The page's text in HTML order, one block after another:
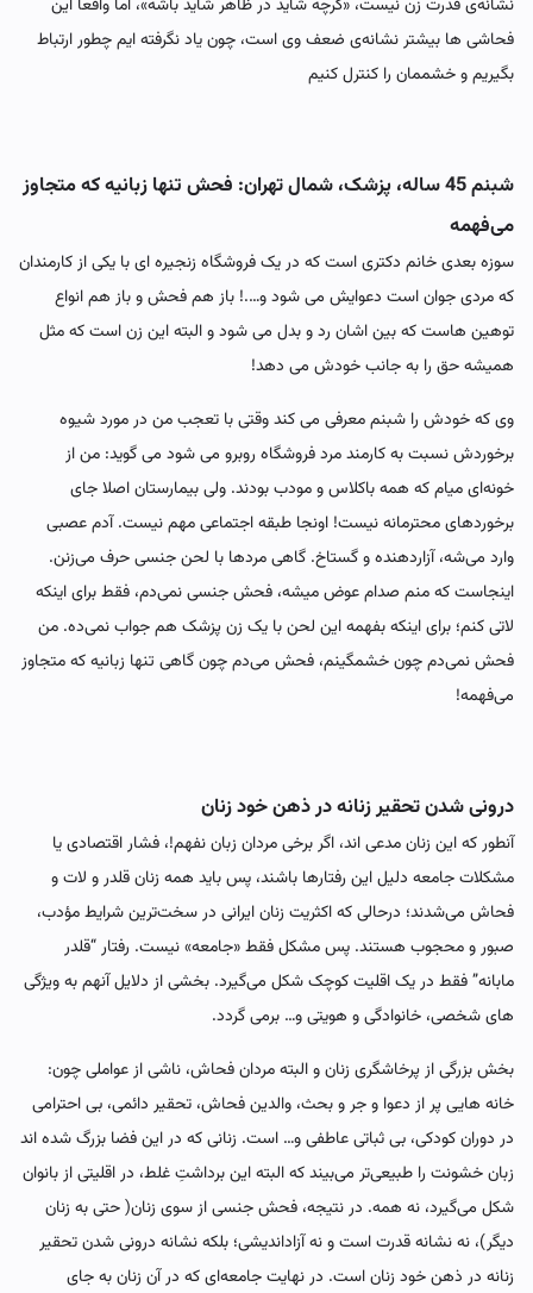
نشانه‌ی قدرت زن نیست، «گرچه شاید در ظاهر شاید باشه»، اما واقعا این
فحاشی ها بیشتر نشانه‌ی ضعف وی است، چون یاد نگرفته ایم چطور ارتباط
بگیریم و خشممان را کنترل کنیم
شبنم 45 ساله، پزشک، شمال تهران: فحش تنها زبانیه که متجاوز
می‌فهمه
سوزه بعدی خانم دکتری است که در یک فروشگاه زنجیره ای با یکی از کارمندان
که مردی جوان است دعوایش می شود و….! باز هم فحش و باز هم انواع
توهین هاست که بین اشان رد و بدل می شود و البته این زن است که مثل
همیشه حق را به جانب خودش می دهد!
وی که خودش را شبنم معرفی می کند وقتی با تعجب من در مورد شیوه
برخوردش نسبت به کارمند مرد فروشگاه روبرو می شود می گوید: من از
خونه‌ای میام که همه باکلاس و مودب بودند. ولی بیمارستان اصلا جای
برخوردهای محترمانه نیست! اونجا طبقه اجتماعی مهم نیست. آدم عصبی
وارد می‌شه، آزاردهنده و گستاخ. گاهی مردها با لحن جنسی حرف می‌زنن.
اینجاست که منم صدام عوض میشه، فحش‌ جنسی نمی‌دم، فقط برای اینکه
لاتی کنم؛ برای اینکه بفهمه این لحن با یک زن پزشک هم جواب نمی‌ده. من
فحش نمی‌دم چون خشمگینم، فحش می‌دم چون گاهی تنها زبانیه که متجاوز
می‌فهمه!
درونی شدن تحقیر زنانه در ذهن خود زنان
آنطور که این زنان مدعی اند، اگر برخی مردان زبان نفهم!، فشار اقتصادی یا
مشکلات جامعه دلیل این رفتارها باشند، پس باید همه زنان قلدر و لات و
فحاش می‌شدند؛ درحالی که اکثریت زنان ایرانی در سخت‌ترین شرایط مؤدب،
صبور و محجوب هستند. پس مشکل فقط «جامعه» نیست. رفتار “قلدر
مابانه” فقط در یک اقلیت کوچک شکل می‌گیرد. بخشی از دلایل آنهم به ویژگی
های شخصی، خانوادگی و هویتی و… برمی گردد.
بخش بزرگی از پرخاشگری زنان و البته مردان فحاش، ناشی از عواملی چون:
خانه‌ هایی پر از دعوا و جر و بحث، والدین فحاش، تحقیر دائمی، بی احترامی
در دوران کودکی، بی ثباتی عاطفی و… است. زنانی که در این فضا بزرگ شده اند
زبان خشونت را طبیعی‌تر می‌بیند که البته این برداشتِ غلط، در اقلیتی از بانوان
شکل می‌گیرد، نه همه. در نتیجه، فحش جنسی از سوی زنان( حتی به زنان
دیگر)، نه نشانه قدرت است و نه آزاداندیشی؛ بلکه نشانه درونی شدن تحقیر
زنانه در ذهن خود زنان است. در نهایت جامعه‌ای که در آن زنان به جای